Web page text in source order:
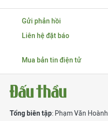
Gửi phản hồi
Liên hệ đặt báo
Mua bản tin điện tử
Tổng biên tập: Phạm Văn Hoành